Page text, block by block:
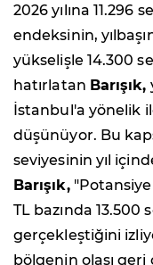
2026 yılına 11.296
endeksinin,
yükselişle 14.300
hatırlatan Barışık,
İstanbul'a yönelik
düşünüyor. Bu
seviyesinin yıl
Barışık,
TL bazında
gerçekleştiğini
bölgenin olası geri